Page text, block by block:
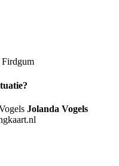
Firdgum
Jolanda Vogels